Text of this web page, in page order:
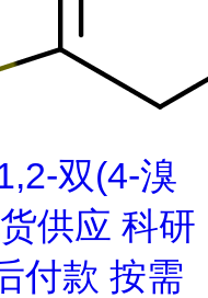
双(4-溴
供应 科研
付款 按需